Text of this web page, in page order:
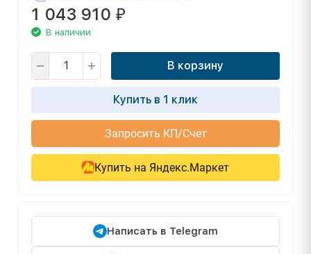
1 043 910 ₽
В наличии
В корзину
Купить в 1 клик
Запросить КП/Счет
Купить на Яндекс.Маркет
Написать в Telegram